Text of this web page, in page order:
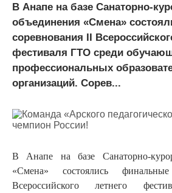
В Анапе на базе Санаторно-
объединения «Смена»
соревнования II
фестиваля ГТО среди
профессиональных
организаций. Сорев...
В Анапе на базе Санаторно-
«Смена» состоялись
Всероссийского летнего